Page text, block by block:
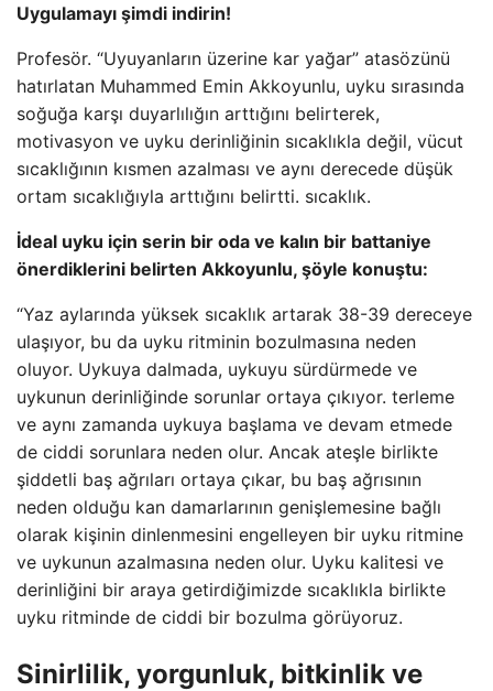
Uygulamayı şimdi indirin!
Profesör. “Uyuyanların üzerine kar yağar” atasözünü
hatırlatan Muhammed Emin Akkoyunlu, uyku sırasında
soğuğa karşı duyarlılığın arttığını belirterek,
motivasyon ve uyku derinliğinin sıcaklıkla değil, vücut
sıcaklığının kısmen azalması ve aynı derecede düşük
ortam sıcaklığıyla arttığını belirtti. sıcaklık.
İdeal uyku için serin bir oda ve kalın bir battaniye
önerdiklerini belirten Akkoyunlu, şöyle konuştu:
“Yaz aylarında yüksek sıcaklık artarak 38-39 dereceye
ulaşıyor, bu da uyku ritminin bozulmasına neden
oluyor. Uykuya dalmada, uykuyu sürdürmede ve
uykunun derinliğinde sorunlar ortaya çıkıyor. terleme
ve aynı zamanda uykuya başlama ve devam etmede
de ciddi sorunlara neden olur. Ancak ateşle birlikte
şiddetli baş ağrıları ortaya çıkar, bu baş ağrısının
neden olduğu kan damarlarının genişlemesine bağlı
olarak kişinin dinlenmesini engelleyen bir uyku ritmine
ve uykunun azalmasına neden olur. Uyku kalitesi ve
derinliğini bir araya getirdiğimizde sıcaklıkla birlikte
uyku ritminde de ciddi bir bozulma görüyoruz.
Sinirlilik, yorgunluk, bitkinlik ve